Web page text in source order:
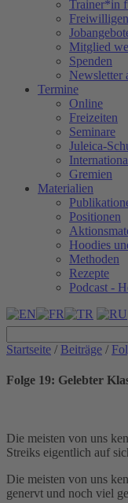
Trainer*in
Mitglied
Spenden
Newsletter
Termine
Online
Freizeiten
Seminare
Juleica-
Gremien
Materialien
Positionen
Hoodies
Methoden
Rezepte
Podcast -
Startseite / Beiträge /
Folge 19: Gelebter
Die meisten von uns
Streiks eigentlich auf
Die meisten von uns
genervt und noch viel